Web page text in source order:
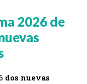
2026 de
dos nuevas